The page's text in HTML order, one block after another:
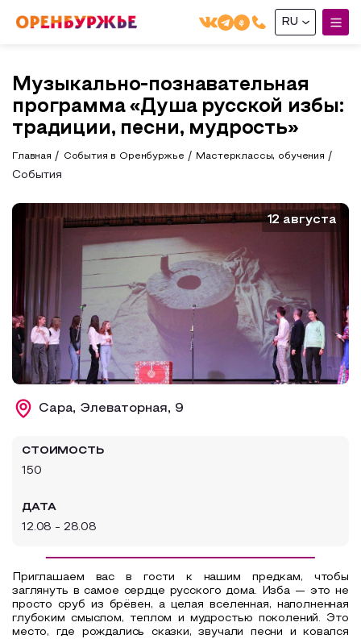
О РЕГИОНЕ
О регионе
Бузулук и Бузулукский район
Соль-Илецкий район
Саракташский район
МОЙ МАРШРУТ
Маршруты от туроператоров
Промышленный туризм
Пешеходный туризм
Сельский туризм
Аудио маршруты
Автотуризм
Образовательный туризм
Аттестованные экскурсоводы
Все маршруты
ГДЕ ПОЕСТЬ
ГДЕ ОСТАНОВИТЬСЯ
СУВЕНИРЫ
НАЦИОНАЛЬНЫЙ ТУРИСТСКИЙ МАРШРУТ
RU
Русский(RU)
Музыкально-познавательная
программа «Душа русской избы:
традиции, песни, мудрость»
Главная События в Оренбуржье Мастерклассы, обучения
События
12 августа
Сара, Элеваторная, 9
СТОИМОСТЬ
150
ДАТА
12.08 - 28.08
Приглашаем вас в гости к нашим предкам, чтобы
заглянуть в самое сердце русского дома. Изба — это не
просто сруб из брёвен, а целая вселенная, наполненная
глубоким смыслом, теплом и мудростью поколений. Это
место, где рождались сказки, звучали песни и ковался